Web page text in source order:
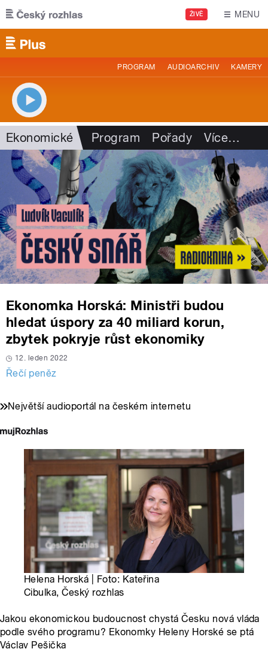
Přejít k hlavnímu obsahu
ŽIVĚ MENU
PROGRAM AUDIOARCHIV KAMERY
Ekonomické Program Pořady Více…
Ekonomka Horská: Ministři budou
hledat úspory za 40 miliard korun,
zbytek pokryje růst ekonomiky
12. leden 2022
Řečí peněz
Největší audioportál na českém internetu
Helena Horská | Foto: Kateřina
Cibulka, Český rozhlas
Jakou ekonomickou budoucnost chystá Česku nová vláda
podle svého programu? Ekonomky Heleny Horské se ptá
Václav Pešička